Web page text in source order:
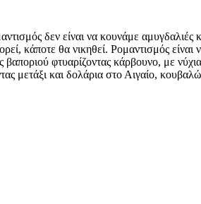
δεν είναι να κουνάμε αμυγδαλιές
κάποτε θα νικηθεί. Ρομαντισμός
φτυαρίζοντας κάρβουνο, με
μετάξι και δολάρια στο Αιγαίο,